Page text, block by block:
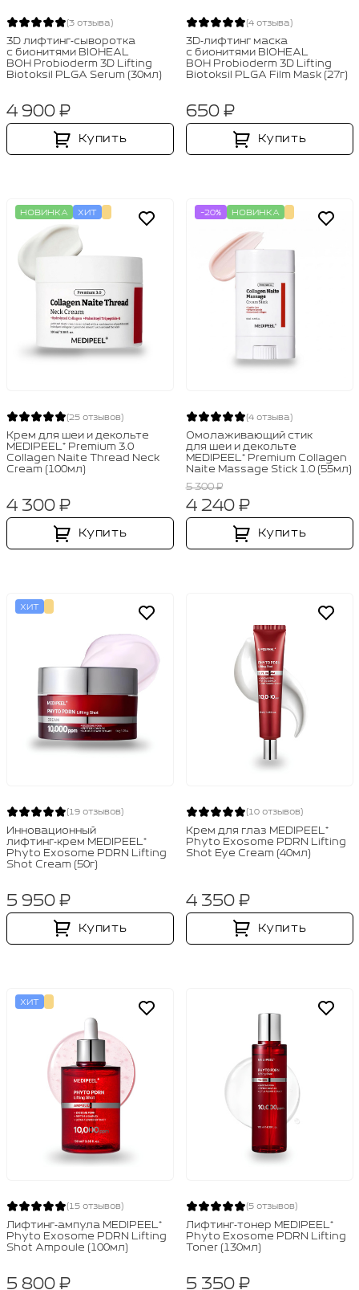
(3 отзыва)
3D лифтинг‑сыворотка
с бионитями BIOHEAL
BOH Probioderm 3D Lifting
Biotoksil PLGA Serum (30мл)
4 900 ₽
Купить
(4 отзыва)
3D‑лифтинг маска
с бионитями BIOHEAL
BOH Probioderm 3D Lifting
Biotoksil PLGA Film Mask (27г)
650 ₽
Купить
НОВИНКА ХИТ
(25 отзывов)
Крем для шеи и декольте
MEDIPEEL⁺ Premium 3.0
Collagen Naite Thread Neck
Cream (100мл)
4 300 ₽
Купить
-20% НОВИНКА
(4 отзыва)
Омолаживающий стик
для шеи и декольте
MEDIPEEL⁺ Premium Collagen
Naite Massage Stick 1.0 (55мл)
5 300 ₽
4 240 ₽
Купить
ХИТ
(19 отзывов)
Инновационный
лифтинг‑крем MEDIPEEL⁺
Phyto Exosome PDRN Lifting
Shot Cream (50г)
5 950 ₽
Купить
(10 отзывов)
Крем для глаз MEDIPEEL⁺
Phyto Exosome PDRN Lifting
Shot Eye Cream (40мл)
4 350 ₽
Купить
ХИТ
(15 отзывов)
Лифтинг‑ампула MEDIPEEL⁺
Phyto Exosome PDRN Lifting
Shot Ampoule (100мл)
5 800 ₽
(5 отзывов)
Лифтинг‑тонер MEDIPEEL⁺
Phyto Exosome PDRN Lifting
Toner (130мл)
5 350 ₽